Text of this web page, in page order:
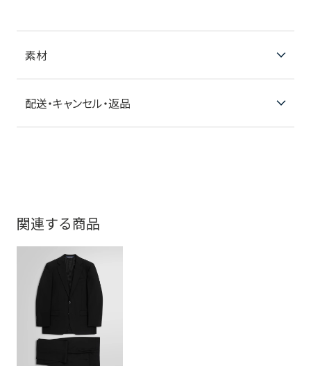
素材
配送・キャンセル・返品
関連する商品